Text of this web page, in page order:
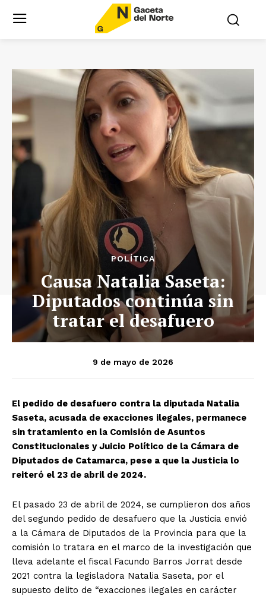
POLÍTICA
Causa Natalia Saseta:
Diputados continúa sin
tratar el desafuero
9 de mayo de 2026
El pedido de desafuero contra la diputada Natalia
Saseta, acusada de exacciones ilegales, permanece
sin tratamiento en la Comisión de Asuntos
Constitucionales y Juicio Político de la Cámara de
Diputados de Catamarca, pese a que la Justicia lo
reiteró el 23 de abril de 2024.
El pasado 23 de abril de 2024, se cumplieron dos años
del segundo pedido de desafuero que la Justicia envió
a la Cámara de Diputados de la Provincia para que la
comisión lo tratara en el marco de la investigación que
lleva adelante el fiscal Facundo Barros Jorrat desde
2021 contra la legisladora Natalia Saseta, por el
supuesto delito de “exacciones ilegales en carácter